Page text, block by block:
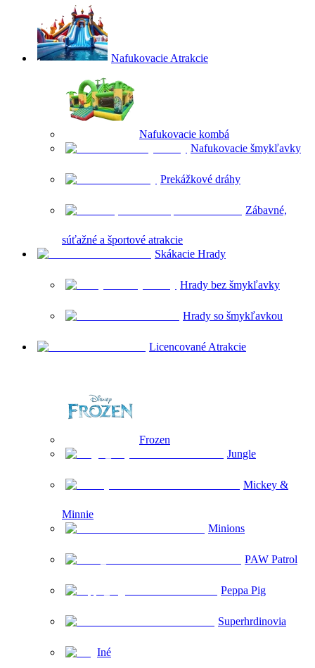
Nafukovacie Atrakcie
Nafukovacie kombá
Nafukovacie šmykľavky
Prekážkové dráhy
Zábavné,
súťažné a športové atrakcie
Skákacie Hrady
Hrady bez šmykľavky
Hrady so šmykľavkou
Licencované Atrakcie
Frozen
Jungle
Mickey &
Minnie
Minions
PAW Patrol
Peppa Pig
Superhrdinovia
Iné